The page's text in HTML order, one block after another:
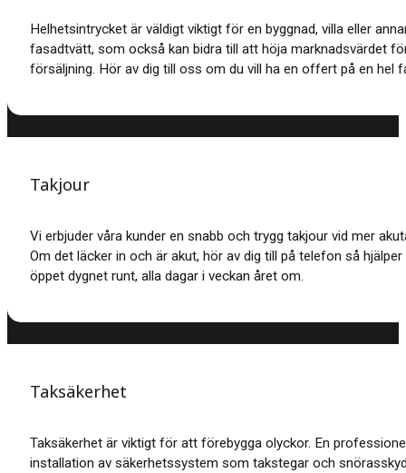
Helhetsintrycket är väldigt viktigt för en byggnad, villa eller
fasadtvätt, som också kan bidra till att höja marknadsvärdet
försäljning. Hör av dig till oss om du vill ha en offert på en hel
Takjour
Vi erbjuder våra kunder en snabb och trygg takjour vid mer
Om det läcker in och är akut, hör av dig till på telefon så
öppet dygnet runt, alla dagar i veckan året om.
Taksäkerhet
Taksäkerhet är viktigt för att förebygga olyckor. En
installation av säkerhetssystem som takstegar och